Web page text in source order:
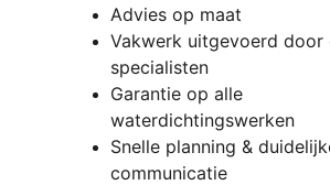
Advies op maat
Vakwerk uitgevoerd door
specialisten
Garantie op alle
waterdichtingswerken
Snelle planning &
communicatie